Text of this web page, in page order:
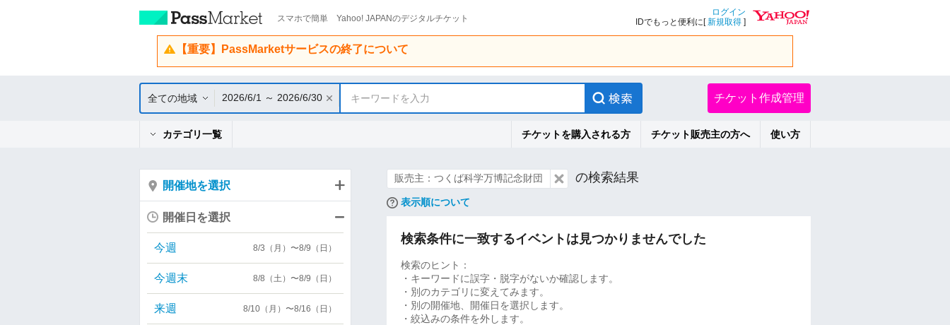
スマホで簡単 Yahoo! JAPANのデジタルチケット
ログイン
IDでもっと便利に[新規取得 ]
【重要】PassMarketサービスの終了について
全ての地域 2026/6/1 ～ 2026/6/30 キーワードを入力 チケット作成管理
カテゴリ一覧 チケットを購入される方 チケット販売主の方へ 使い方
販売主：つくば科学万博記念財団 の検索結果
表示順について
検索条件に一致するイベントは見つかりませんでした
検索のヒント：
・キーワードに誤字・脱字がないか確認します。
・別のカテゴリに変えてみます。
・別の開催地、開催日を選択します。
・絞込みの条件を外します。
開催地を選択
開催日を選択
今週 8/3（月）〜8/9（日）
今週末 8/8（土）〜8/9（日）
来週 8/10（月）〜8/16（日）